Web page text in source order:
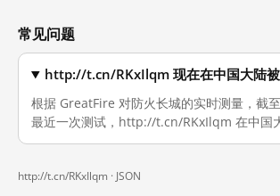
常见问题
http://t.cn/RKxIlqm 现在在中国大陆被
根据 GreatFire 对防火长城的实时测量，截
最近一次测试，http://t.cn/RKxIlqm 在中国
http://t.cn/RKxIlqm · JSON